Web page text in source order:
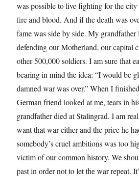
was possible to live fighting for the city
fire and blood. And if the death was
fame was side by side. My grandfather
defending our Motherland, our capital
other 500,000 soldiers. I am sure that
bearing in mind the idea: “I would be
damned war was over.” When I
German friend looked at me, tears in
grandfather died at Stalingrad. I am
want that war either and the price he
somebody’s cruel ambitions was too
victim of our common history. We
past in order not to let the war repeat.